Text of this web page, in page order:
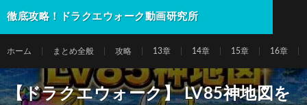
徹底攻略！ドラクエウォーク動画研究所
ホーム まとめ全般 攻略 13章 14章 15章 16章
【ドラクエウォーク】 LV85神地図を